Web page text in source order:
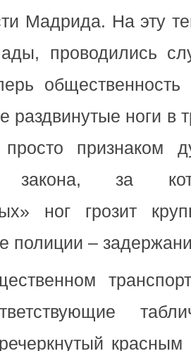
Мадрида. На эту
проводились
общественность
раздвинутые ноги в
признаком
закона, за
ног грозит
полиции –